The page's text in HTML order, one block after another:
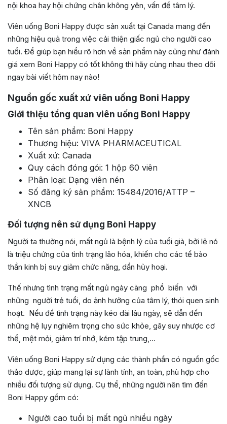
nội khoa hay hội chứng chân không yên, vấn đề tâm lý.
Viên uống Boni Happy được sản xuất tại Canada mang đến
những hiệu quả trong việc cải thiện giấc ngủ cho người cao
tuổi. Để giúp bạn hiểu rõ hơn về sản phẩm này cũng như đánh
giá xem Boni Happy có tốt không thì hãy cùng nhau theo dõi
ngay bài viết hôm nay nào!
Nguồn gốc xuất xứ viên uống Boni Happy
Giới thiệu tổng quan viên uống Boni Happy
Tên sản phẩm: Boni Happy
Thương hiệu: VIVA PHARMACEUTICAL
Xuất xứ: Canada
Quy cách đóng gói: 1 hộp 60 viên
Phân loại: Dạng viên nén
Số đăng ký sản phẩm: 15484/2016/ATTP –
XNCB
Đối tượng nên sử dụng Boni Happy
Người ta thường nói, mất ngủ là bệnh lý của tuổi già, bởi lẽ nó
là triệu chứng của tình trạng lão hóa, khiến cho các tế bào
thần kinh bị suy giảm chức năng, dần hủy hoại.
Thế nhưng tình trạng mất ngủ ngày càng phổ biến với
những người trẻ tuổi, do ảnh hưởng của tâm lý, thói quen sinh
hoạt. Nếu để tình trạng này kéo dài lâu ngày, sẽ dẫn đến
những hệ lụy nghiêm trọng cho sức khỏe, gây suy nhược cơ
thể, mệt mỏi, giảm trí nhớ, kém tập trung,…
Viên uống Boni Happy sử dụng các thành phần có nguồn gốc
thảo dược, giúp mang lại sự lành tính, an toàn, phù hợp cho
nhiều đối tượng sử dụng. Cụ thể, những người nên tìm đến
Boni Happy gồm có:
Người cao tuổi bị mất ngủ nhiều ngày